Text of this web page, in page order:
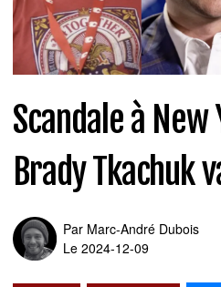
Scandale à New
Brady Tkachuk
Par Marc-André Dubois
Le 2024-12-09